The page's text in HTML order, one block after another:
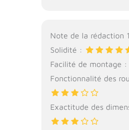
Note de la rédaction
Solidité :
Facilité de montage :
Fonctionnalité des
Exactitude des